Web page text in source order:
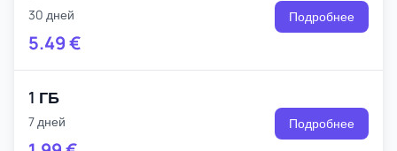
30 дней
5.49€
Подробнее
1 ГБ
7 дней Подробнее